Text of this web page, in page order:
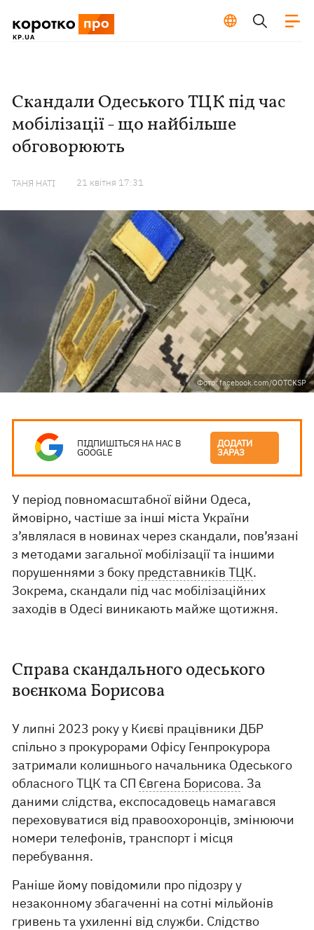
Скандали Одеського ТЦК під час
мобілізації - що найбільше
обговорюють
ТАНЯ НАТІ 21 квiтня 17:31
Фото: facebook.com/OOTCKSP
ПІДПИШІТЬСЯ НА НАС В
GOOGLE
ДОДАТИ
ЗАРАЗ
У період повномасштабної війни Одеса,
ймовірно, частіше за інші міста України
з’являлася в новинах через скандали, пов’язані
з методами загальної мобілізації та іншими
порушеннями з боку представників ТЦК.
Зокрема, скандали під час мобілізаційних
заходів в Одесі виникають майже щотижня.
Справа скандального одеського
воєнкома Борисова
У липні 2023 року у Києві працівники ДБР
спільно з прокурорами Офісу Генпрокурора
затримали колишнього начальника Одеського
обласного ТЦК та СП Євгена Борисова. За
даними слідства, експосадовець намагався
переховуватися від правоохоронців, змінюючи
номери телефонів, транспорт і місця
перебування.
Раніше йому повідомили про підозру у
незаконному збагаченні на сотні мільйонів
гривень та ухиленні від служби. Слідство